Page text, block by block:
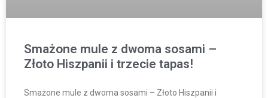
Smażone mule z dwoma sosami –
Złoto Hiszpanii i trzecie tapas!
Smażone mule z dwoma sosami – Złoto Hiszpanii i